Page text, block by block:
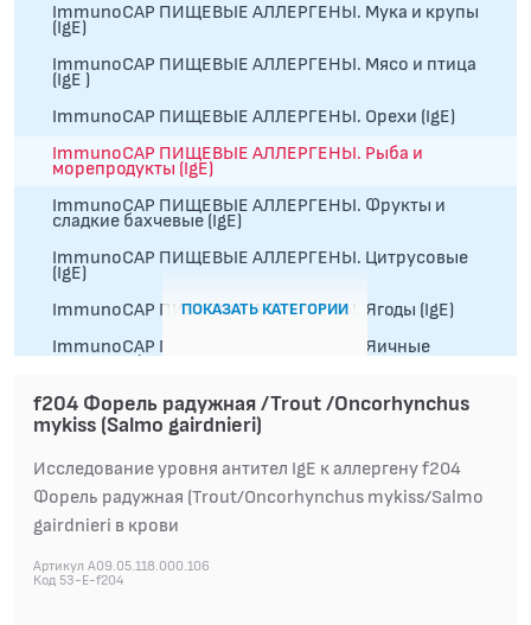
ImmunoCAP ПИЩЕВЫЕ АЛЛЕРГЕНЫ. Мука и крупы
(IgE)
ImmunoCAP ПИЩЕВЫЕ АЛЛЕРГЕНЫ. Мясо и птица
(IgE )
ImmunoCAP ПИЩЕВЫЕ АЛЛЕРГЕНЫ. Орехи (IgE)
ImmunoCAP ПИЩЕВЫЕ АЛЛЕРГЕНЫ. Рыба и
морепродукты (IgE)
ImmunoCAP ПИЩЕВЫЕ АЛЛЕРГЕНЫ. Фрукты и
сладкие бахчевые (IgE)
ImmunoCAP ПИЩЕВЫЕ АЛЛЕРГЕНЫ. Цитрусовые
(IgE)
ImmunoCAP ПИЩЕВЫЕ АЛЛЕРГЕНЫ. Ягоды (IgE)
ImmunoCAP ПИЩЕВЫЕ АЛЛЕРГЕНЫ. Яичные
продукты (IgE)
ImmunoCAP ПИЩЕВЫЕ АЛЛЕРГЕНЫ.Овощи,
бахчевые культуры, грибы и масляничные (IgE)
АЛЛЕРГОЛОГИЧЕСКИЕ ИССЛЕДОВАНИЯ
ИССЛЕДОВАНИЯ
ПОКАЗАТЬ КАТЕГОРИИ
f204 Форель радужная /Trout /Oncorhynchus
mykiss (Salmo gairdnieri)
Исследование уровня антител IgE к аллергену f204
Форель радужная (Trout/Oncorhynchus mykiss/Salmo
gairdnieri в крови
Артикул A09.05.118.000.106
Код 53-E-f204